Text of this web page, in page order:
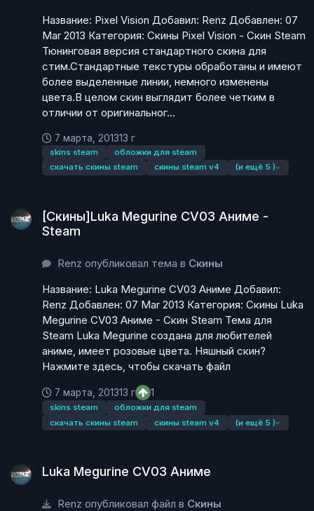
Название: Pixel Vision Добавил: Renz Добавлен: 07
Mar 2013 Категория: Скины Pixel Vision - Скин Steam
Тюнинговая версия стандартного скина для
стим.Стандартные текстуры обработаны и имеют
более выделенные линии, немного изменены
цвета.В целом скин выглядит более четким в
отличии от оригинальног...
7 марта, 201313 г
skins steam
обложки для steam
скачать скины steam
скины steam v4 (и ещё 5 )
[Скины]Luka Megurine CV03 Аниме -
Steam
Renz опубликовал тема в Скины
Название: Luka Megurine CV03 Аниме Добавил:
Renz Добавлен: 07 Mar 2013 Категория: Скины Luka
Megurine CV03 Аниме - Скин Steam Тема для
Steam Luka Megurine создана для любителей
аниме, имеет розовые цвета. Няшный скин?
Нажмите здесь, чтобы скачать файл
7 марта, 201313 г 1
skins steam
обложки для steam
скачать скины steam
скины steam v4 (и ещё 5 )
Luka Megurine CV03 Аниме
Renz опубликовал файл в Скины